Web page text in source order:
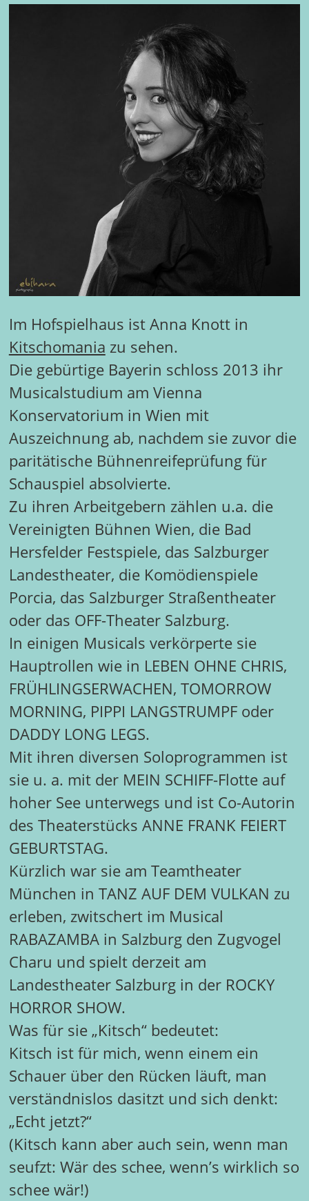
Im Hofspielhaus ist Anna Knott in
Kitschomania zu sehen.
Die gebürtige Bayerin schloss 2013 ihr
Musicalstudium am Vienna
Konservatorium in Wien mit
Auszeichnung ab, nachdem sie zuvor die
paritätische Bühnenreifeprüfung für
Schauspiel absolvierte.
Zu ihren Arbeitgebern zählen u.a. die
Vereinigten Bühnen Wien, die Bad
Hersfelder Festspiele, das Salzburger
Landestheater, die Komödienspiele
Porcia, das Salzburger Straßentheater
oder das OFF-Theater Salzburg.
In einigen Musicals verkörperte sie
Hauptrollen wie in LEBEN OHNE CHRIS,
FRÜHLINGSERWACHEN, TOMORROW
MORNING, PIPPI LANGSTRUMPF oder
DADDY LONG LEGS.
Mit ihren diversen Soloprogrammen ist
sie u. a. mit der MEIN SCHIFF-Flotte auf
hoher See unterwegs und ist Co-Autorin
des Theaterstücks ANNE FRANK FEIERT
GEBURTSTAG.
Kürzlich war sie am Teamtheater
München in TANZ AUF DEM VULKAN zu
erleben, zwitschert im Musical
RABAZAMBA in Salzburg den Zugvogel
Charu und spielt derzeit am
Landestheater Salzburg in der ROCKY
HORROR SHOW.
Was für sie „Kitsch“ bedeutet:
Kitsch ist für mich, wenn einem ein
Schauer über den Rücken läuft, man
verständnislos dasitzt und sich denkt:
„Echt jetzt?“
(Kitsch kann aber auch sein, wenn man
seufzt: Wär des schee, wenn’s wirklich so
schee wär!)